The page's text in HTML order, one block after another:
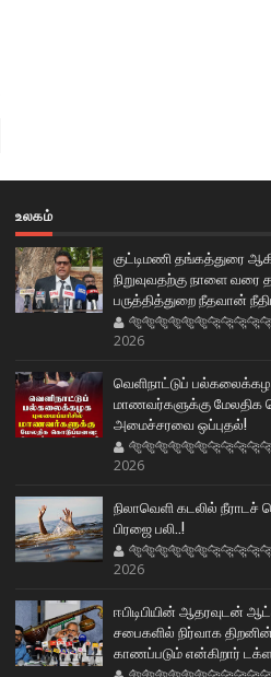
உலகம்
குட்டிமணி தங்கத்துரை
நிறுவுவதற்கு நாளை வரை
பருத்தித்துறை நீதவான்
2026
வெளிநாட்டுப்
மாணவர்களுக்கு மேலதிக
அமைச்சரவை ஒப்புதல்!
2026
நிலாவெளி கடலில்
பிரஜை பலி..!
2026
ஈபிடிபியின் ஆதரவுடன்
சபைகளில் நிர்வாக
காணப்படும் என்கிறார்